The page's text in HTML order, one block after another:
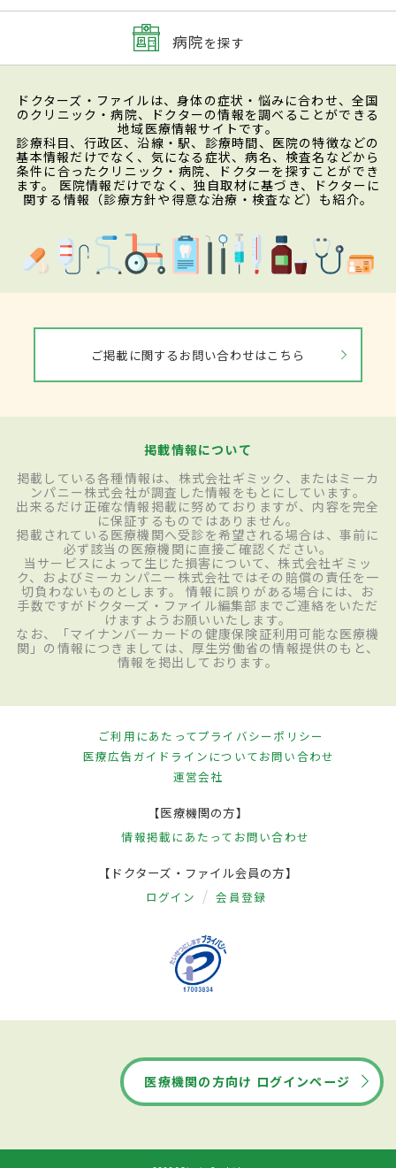
病院を探す
ドクターズ・ファイルは、身体の症状・悩みに合わせ、全国
のクリニック・病院、ドクターの情報を調べることができる
地域医療情報サイトです。
診療科目、行政区、沿線・駅、診療時間、医院の特徴などの
基本情報だけでなく、気になる症状、病名、検査名などから
条件に合ったクリニック・病院、ドクターを探すことができ
ます。 医院情報だけでなく、独自取材に基づき、ドクターに
関する情報（診療方針や得意な治療・検査など）も紹介。
ご掲載に関するお問い合わせはこちら
掲載情報について
掲載している各種情報は、株式会社ギミック、またはミーカ
ンパニー株式会社が調査した情報をもとにしています。
出来るだけ正確な情報掲載に努めておりますが、内容を完全
に保証するものではありません。
掲載されている医療機関へ受診を希望される場合は、事前に
必ず該当の医療機関に直接ご確認ください。
当サービスによって生じた損害について、株式会社ギミッ
ク、およびミーカンパニー株式会社ではその賠償の責任を一
切負わないものとします。 情報に誤りがある場合には、お
手数ですがドクターズ・ファイル編集部までご連絡をいただ
けますようお願いいたします。
なお、「マイナンバーカードの健康保険証利用可能な医療機
関」の情報につきましては、厚生労働省の情報提供のもと、
情報を掲出しております。
ご利用にあたってプライバシーポリシー
医療広告ガイドラインについてお問い合わせ
運営会社
【医療機関の方】
情報掲載にあたって お問い合わせ
【ドクターズ・ファイル会員の方】
ログイン 会員登録
医療機関の方向け ログインページ